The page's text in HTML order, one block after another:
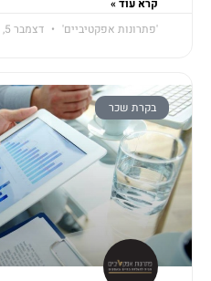
קרא עוד »
'פתרונות אפקטיביים'
דצמבר 5, 2024
בקרת שכר